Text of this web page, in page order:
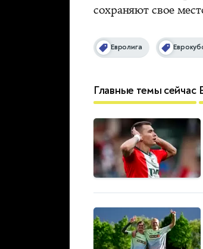
сохраняют свое
Евролига
Главные темы сейчас